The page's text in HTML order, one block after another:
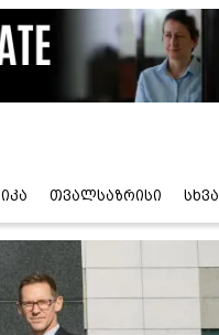
თვალსაზრისი სხვა